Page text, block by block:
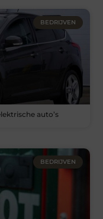
BEDRIJVEN
auto’s
BEDRIJVEN